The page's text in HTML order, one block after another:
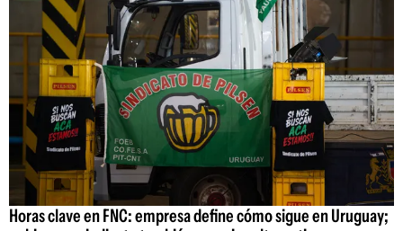
Horas clave en FNC: empresa define cómo sigue en Uruguay;